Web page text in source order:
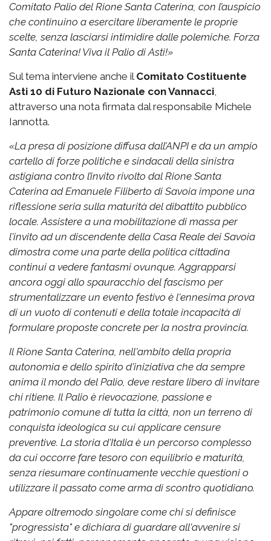
Comitato Palio del Rione Santa Caterina, con l’auspicio
che continuino a esercitare liberamente le proprie
scelte, senza lasciarsi intimidire dalle polemiche. Forza
Santa Caterina! Viva il Palio di Asti!»
Sul tema interviene anche il Comitato Costituente
Asti 10 di Futuro Nazionale con Vannacci,
attraverso una nota firmata dal responsabile Michele
Iannotta.
«La presa di posizione diffusa dall’ANPI e da un ampio
cartello di forze politiche e sindacali della sinistra
astigiana contro l’invito rivolto dal Rione Santa
Caterina ad Emanuele Filiberto di Savoia impone una
riflessione seria sulla maturità del dibattito pubblico
locale. Assistere a una mobilitazione di massa per
l'invito ad un discendente della Casa Reale dei Savoia
dimostra come una parte della politica cittadina
continui a vedere fantasmi ovunque. Aggrapparsi
ancora oggi allo spauracchio del fascismo per
strumentalizzare un evento festivo è l'ennesima prova
di un vuoto di contenuti e della totale incapacità di
formulare proposte concrete per la nostra provincia.
Il Rione Santa Caterina, nell'ambito della propria
autonomia e dello spirito d'iniziativa che da sempre
anima il mondo del Palio, deve restare libero di invitare
chi ritiene. Il Palio è rievocazione, passione e
patrimonio comune di tutta la città, non un terreno di
conquista ideologica su cui applicare censure
preventive. La storia d'Italia è un percorso complesso
da cui occorre fare tesoro con equilibrio e maturità,
senza riesumare continuamente vecchie questioni o
utilizzare il passato come arma di scontro quotidiano.
Appare oltremodo singolare come chi si definisce
"progressista" e dichiara di guardare all'avvenire si